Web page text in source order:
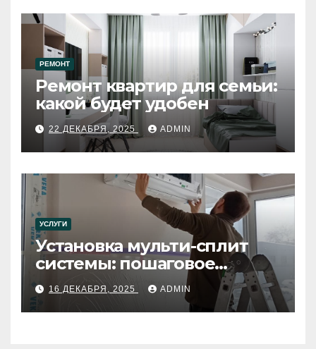
РЕМОНТ
Ремонт квартир для семьи:
какой будет удобен
22 ДЕКАБРЯ, 2025 ADMIN
УСЛУГИ
Установка мульти-сплит
системы: пошаговое
руководство
16 ДЕКАБРЯ, 2025 ADMIN